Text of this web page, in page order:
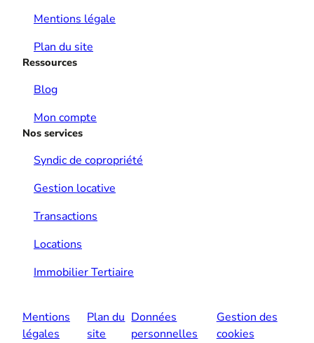
Mentions légale
Plan du site
Ressources
Blog
Mon compte
Nos services
Syndic de copropriété
Gestion locative
Transactions
Locations
Immobilier Tertiaire
Mentions
légales
Plan du
site
Données
personnelles
Gestion des
cookies